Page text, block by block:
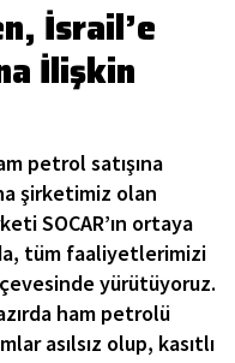
İsrail’e
İlişkin
petrol satışına
şirketimiz olan
SOCAR’ın ortaya
tüm faaliyetlerimizi
yürütüyoruz.
ham petrolü
asılsız olup, kasıtlı